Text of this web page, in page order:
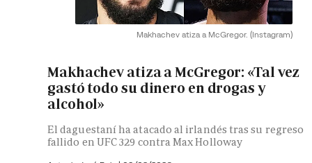
Makhachev atiza a McGregor. (Instagram)
Makhachev atiza a McGregor: «Tal vez
gastó todo su dinero en drogas y
alcohol»
El daguestaní ha atacado al irlandés tras su regreso
fallido en UFC 329 contra Max Holloway